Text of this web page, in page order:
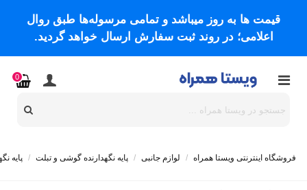
قیمت ها به روز میباشد و تمامی مرسوله‌ها طبق روال
اعلامی؛ در روند ثبت سفارش ارسال خواهد گردید.
0
فروشگاه اینترنتی ویستا همراه / لوازم جانبی / پایه نگهدارنده گوشی و تبلت / پایه